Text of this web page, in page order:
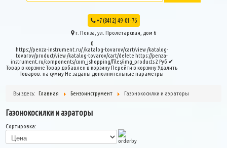
+7 (8412) 49-01-76
г. Пенза, ул. Пролетарская, дом 6
0
https://penza-instrument.ru//katalog-tovarov/cart/view/katalog-
tovarov/product/view/katalog-tovarov/cart/delete https://penza-
instrument.ru/components/com_jshopping/files/img_products2 Руб ✔
Товар в корзине Товар добавлен в корзинуПерейти в корзинуУдалить
Товаров: на суммуНе заданы дополнительные параметры
Вы здесь: Главная Бензоинструмент Газонокосилки и аэраторы
Газонокосилки и аэраторы
Сортировка: